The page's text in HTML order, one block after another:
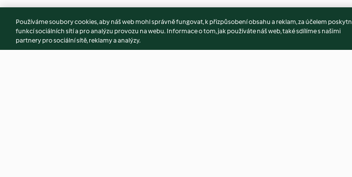
Používáme soubory cookies, aby náš web mohl správně fungovat, k přizpůsobení obsahu a reklam, za účelem
funkcí sociálních sítí a pro analýzu provozu na webu. Informace o tom, jak používáte náš web, také sdílíme s našimi
partnery pro sociální sítě, reklamy a analýzy.